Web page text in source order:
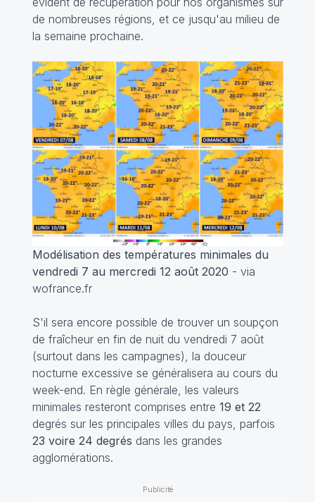
de nombreuses régions, et ce jusqu'au milieu de
la semaine prochaine.
Modélisation des températures minimales du
vendredi 7 au mercredi 12 août 2020 - via
wofrance.fr
S'il sera encore possible de trouver un soupçon
de fraîcheur en fin de nuit du vendredi 7 août
(surtout dans les campagnes), la douceur
nocturne excessive se généralisera au cours du
week-end. En règle générale, les valeurs
minimales resteront comprises entre 19 et 22
degrés sur les principales villes du pays, parfois
23 voire 24 degrés dans les grandes
agglomérations.